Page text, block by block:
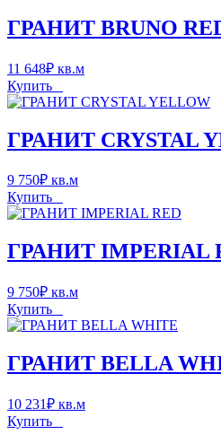
ГРАНИТ BRUNO
11 648₽ кв.м
Купить
ГРАНИТ CRYSTAL
9 750₽ кв.м
Купить
ГРАНИТ IMPERIAL
9 750₽ кв.м
Купить
ГРАНИТ BELLA
10 231₽ кв.м
Купить